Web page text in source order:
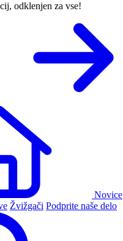
odklenjen za vse!
Novice
Žvižgači Podprite naše delo